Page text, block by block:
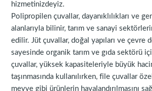
hizmetinizdeyiz.
Polipropilen çuvallar, dayanıklılıkları ve
alanlarıyla bilinir, tarım ve sanayi
edilir. Jüt çuvallar, doğal yapıları ve çevre
sayesinde organik tarım ve gıda sektörü
çuvallar, yüksek kapasiteleriyle büyük
taşınmasında kullanılırken, file çuvallar
meyve gibi ürünlerin havalandırılmasını